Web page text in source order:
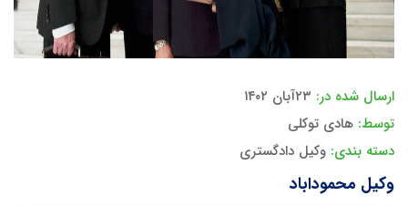
ارسال شده در: ۲۳آبان ۱۴۰۲
توسط: هادی توکلی
دسته بندی: وکیل دادگستری
وکیل محموداباد